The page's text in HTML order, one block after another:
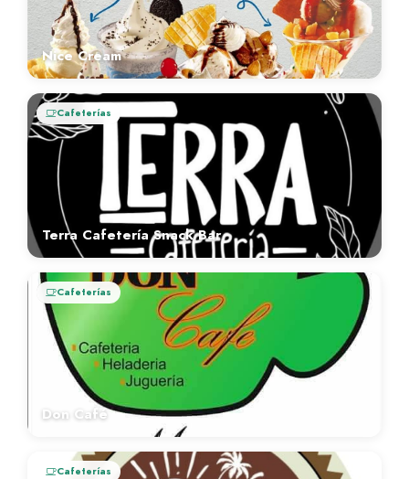
Nice Cream
Cafeterías
Terra Cafetería Snack Bar
Cafeterías
Don Café
Cafeterías